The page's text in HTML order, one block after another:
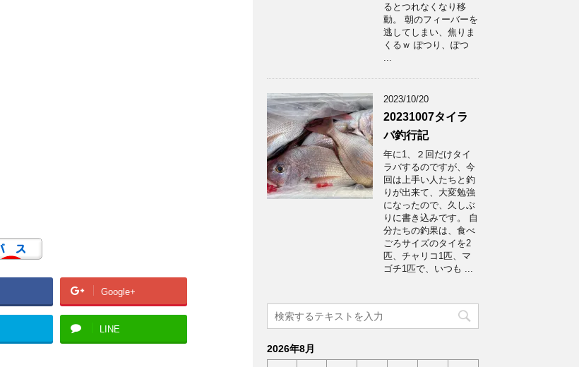
Google+
LINE
るとつれなくなり移
動。 朝のフィーバーを
逃してしまい、焦りま
くるｗ ぽつり、ぽつ
...
2023/10/20
20231007タイラ
バ釣行記
年に1、２回だけタイ
ラバするのですが、今
回は上手い人たちと釣
りが出来て、大変勉強
になったので、久しぶ
りに書き込みです。 自
分たちの釣果は、食べ
ごろサイズのタイを2
匹、チャリコ1匹、マ
ゴチ1匹で、いつも ...
2026年8月